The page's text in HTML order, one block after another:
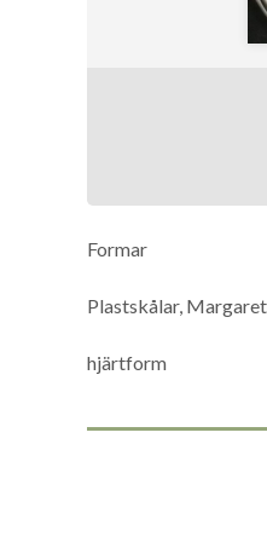
Formar
Plastskålar,
hjärtform